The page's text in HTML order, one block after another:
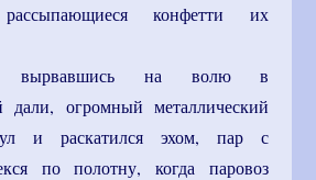
рассыпающиеся конфетти их
на волю в
дали, огромный металлический
и раскатился эхом, пар с
по полотну, когда паровоз